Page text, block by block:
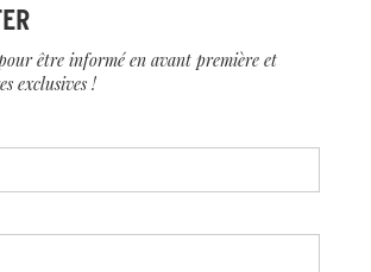
être informé en avant première et
exclusives !